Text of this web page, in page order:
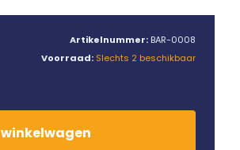
Artikelnummer: BAR-0008
Voorraad: Slechts 2 beschikbaar
winkelwagen